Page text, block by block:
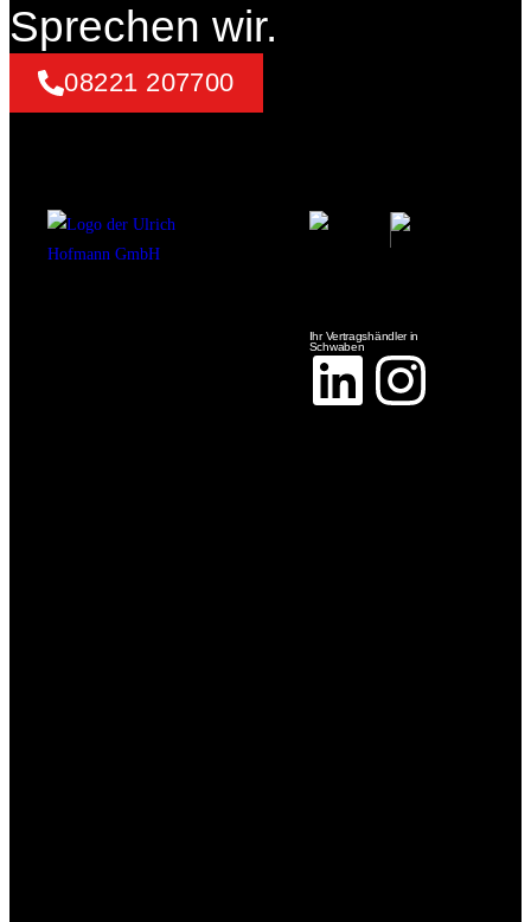
Sprechen wir.
08221 207700
Ihr Vertragshändler in
Schwaben